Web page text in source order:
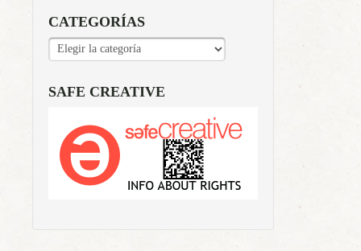
CATEGORÍAS
CATEGORÍAS
SAFE CREATIVE